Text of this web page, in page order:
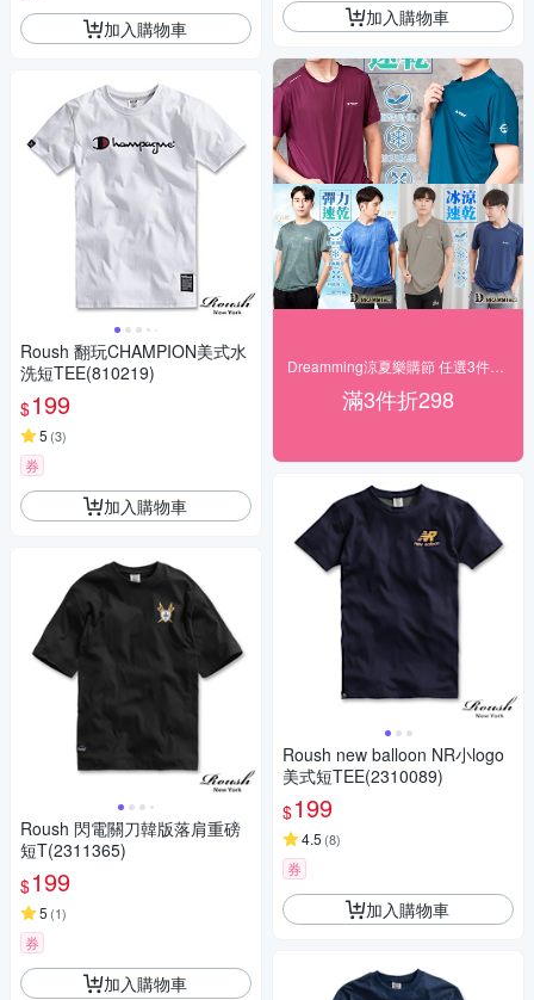
加入購物車
Roush 翻玩CHAMPION美式水
洗短TEE(810219)
$199
5 (3)
券
加入購物車
Roush 閃電關刀韓版落肩重磅
短T(2311365)
$199
5 (1)
券
加入購物車
加入購物車
滿3件折298
Roush new balloon NR小logo
美式短TEE(2310089)
$199
4.5 (8)
券
加入購物車